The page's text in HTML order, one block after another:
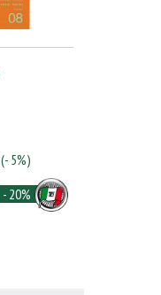
(- 5%)
- 20%